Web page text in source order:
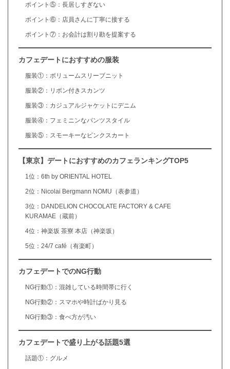
ポイント⑤：長居しすぎない
ポイント⑥：店員さんに丁寧に接する
ポイント⑦：お会計は割り勘を提案する
カフェデートにおすすめの服装
服装①：ボリュームスリーブニット
服装②：リボン付きスカンツ
服装③：カジュアルジャケットにデニム
服装④：フェミニンなパンツスタイル
服装⑤：スモーキーなピンクスカート
【東京】デートにおすすめのカフェランキングTOP5
1位：6th by ORIENTAL HOTEL
2位：Nicolai Bergmann NOMU（表参道）
3位：DANDELION CHOCOLATE FACTORY & CAFE
KURAMAE（蔵前）
4位：神楽坂 茶寮 本店（神楽坂）
5位：24/7 café（有楽町）
カフェデートでのNG行動
NG行動①：混雑している時間帯に行く
NG行動②：スマホや時計ばかり見る
NG行動③：食べ方が汚い
カフェデートで盛り上がる話題5選
話題①：グルメ